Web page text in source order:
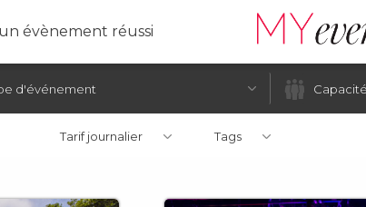
évènement réussi
Tarif journalier Tags